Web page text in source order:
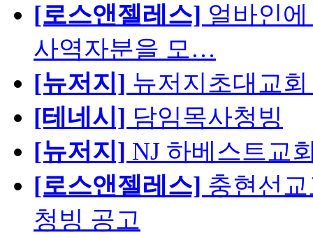
[로스앤젤레스] 얼바인
사역자분을 모…
[뉴저지] 뉴저지초대교
[테네시] 담임목사청빙
[뉴저지] NJ 하베스트교
[로스앤젤레스] 충현선
청빙 공고